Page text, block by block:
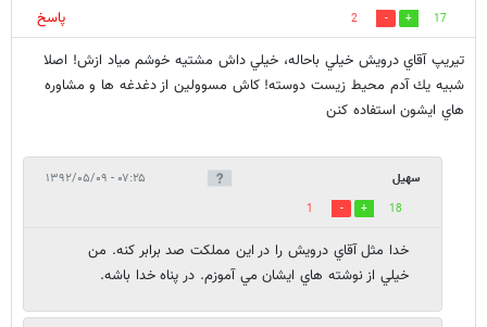
17
2
پاسخ
تيريپ آقاي درويش خيلي باحاله، خيلي داش مشتيه خوشم مياد ازش! اصلا
شبيه يك آدم محيط زيست دوسته! كاش مسوولين از دغدغه ها و مشاوره
هاي ايشون استفاده كنن
سهيل ۰۷:۲۵ - ۱۳۹۲/۰۵/۰۹
18
1
خدا مثل آقاي درويش را در اين مملكت صد برابر كنه. من
خيلي از نوشته هاي ايشان مي آموزم. در پناه خدا باشه.